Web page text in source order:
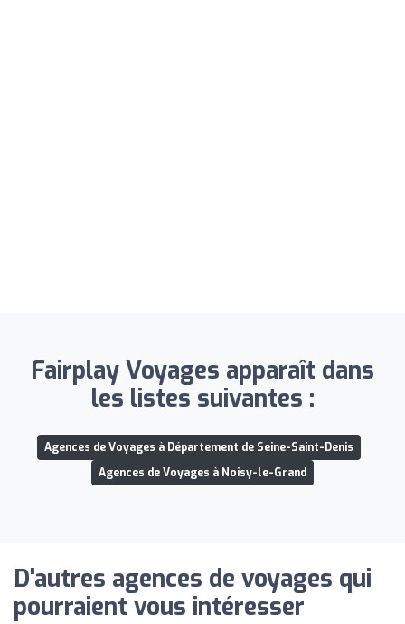
Fairplay Voyages apparaît dans
les listes suivantes :
Agences de Voyages à Département de Seine-Saint-Denis
Agences de Voyages à Noisy-le-Grand
D'autres agences de voyages qui
pourraient vous intéresser